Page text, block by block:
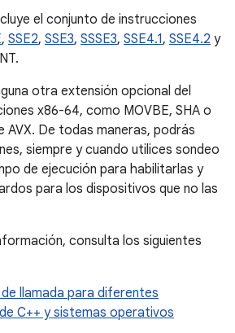
el conjunto de instrucciones
, SSE2, SSE3, SSSE3, SSE4.1, SSE4.2 y
otra extensión opcional del
x86-64, como MOVBE, SHA o
AVX. De todas maneras, podrás
siempre y cuando utilices sondeo
de ejecución para habilitarlas y
para los dispositivos que no las
consulta los siguientes
llamada para diferentes
C++ y sistemas operativos